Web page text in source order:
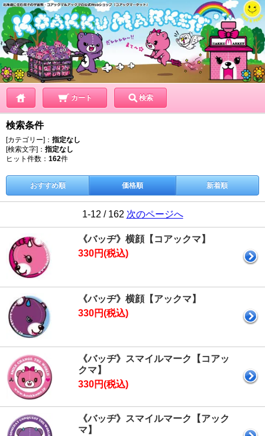
カート 検索
検索条件
[カテゴリー]： 指定なし
[検索文字]： 指定なし
ヒット件数： 162件
おすすめ順 価格順 新着順
1-12 / 162 次のページへ
《バッヂ》横顔【コアックマ】
330円(税込)
《バッヂ》横顔【アックマ】
330円(税込)
《バッヂ》スマイルマーク【コアッ
クマ】
330円(税込)
《バッヂ》スマイルマーク【アック
マ】